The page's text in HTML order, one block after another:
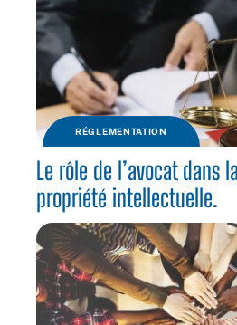
RÉGLEMENTATION
Le rôle de l’avocat dans
propriété intellectuelle.